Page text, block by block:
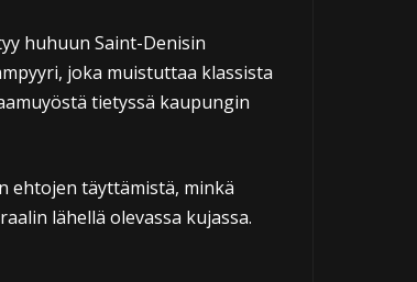
huhuun Saint-Denisin
joka muistuttaa klassista
tietyssä kaupungin
ehtojen täyttämistä, minkä
lähellä olevassa kujassa.